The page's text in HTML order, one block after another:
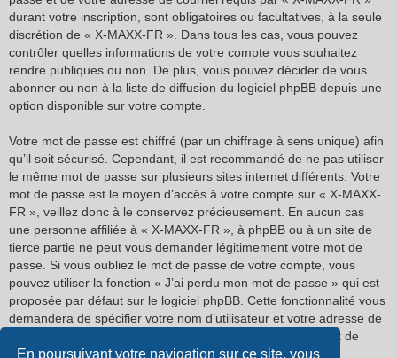
En poursuivant votre navigation sur ce site, vous
durant votre inscription, sont obligatoires ou facultatives, à la seule
discrétion de « X-MAXX-FR ». Dans tous les cas, vous pouvez
contrôler quelles informations de votre compte vous souhaitez
rendre publiques ou non. De plus, vous pouvez décider de vous
abonner ou non à la liste de diffusion du logiciel phpBB depuis une
option disponible sur votre compte.
Votre mot de passe est chiffré (par un chiffrage à sens unique) afin
qu’il soit sécurisé. Cependant, il est recommandé de ne pas utiliser
le même mot de passe sur plusieurs sites internet différents. Votre
mot de passe est le moyen d’accès à votre compte sur « X-MAXX-
FR », veillez donc à le conservez précieusement. En aucun cas
une personne affiliée à « X-MAXX-FR », à phpBB ou à un site de
tierce partie ne peut vous demander légitimement votre mot de
passe. Si vous oubliez le mot de passe de votre compte, vous
pouvez utiliser la fonction « J’ai perdu mon mot de passe » qui est
proposée par défaut sur le logiciel phpBB. Cette fonctionnalité vous
demandera de spécifier votre nom d’utilisateur et votre adresse de
courriel et le logiciel phpBB générera alors un nouveau mot de
passe afin que vous puissiez reprendre le contrôle de votre